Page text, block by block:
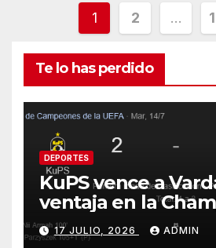
Paginación
de
entradas
1 2 …
Te lo has perdido
DEPORTES
KuPS vence a
ventaja en la
League
17 JULIO, 2026 ADMIN